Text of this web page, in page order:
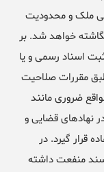
ملک و محدودیت
خواهد شد. بر
اسناد رسمی و یا
مقررات صلاحیت
ضروری مانند
نهادهای قضایی و
قرار گیرد. در
منفعت داشته